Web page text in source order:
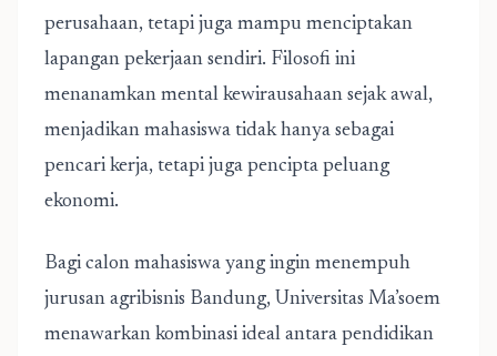
perusahaan, tetapi juga mampu menciptakan
lapangan pekerjaan sendiri. Filosofi ini
menanamkan mental kewirausahaan sejak awal,
menjadikan mahasiswa tidak hanya sebagai
pencari kerja, tetapi juga pencipta peluang
ekonomi.
Bagi calon mahasiswa yang ingin menempuh
jurusan agribisnis Bandung, Universitas Ma’soem
menawarkan kombinasi ideal antara pendidikan